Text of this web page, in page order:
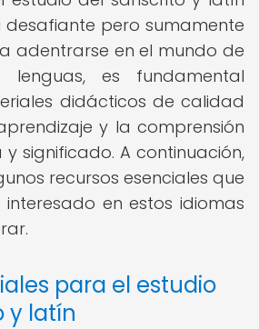
desafiante pero sumamente
adentrarse en el mundo de
lenguas, es fundamental
didácticos de calidad
y la comprensión
significado. A continuación,
recursos esenciales que
en estos idiomas
para el estudio
y latín